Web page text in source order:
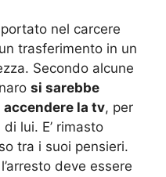
nel carcere
trasferimento in un
Secondo alcune
si sarebbe
la tv, per
lui. E’ rimasto
tra i suoi pensieri.
deve essere